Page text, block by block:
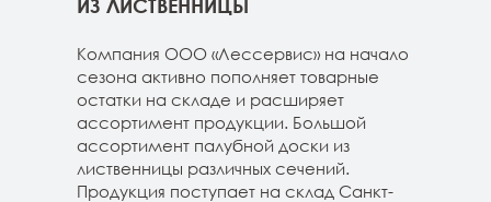
ИЗ ЛИСТВЕННИЦЫ
Компания ООО «Лессервис» на начало
сезона активно пополняет товарные
остатки на складе и расширяет
ассортимент продукции. Большой
ассортимент палубной доски из
лиственницы различных сечений.
Продукция поступает на склад Санкт-